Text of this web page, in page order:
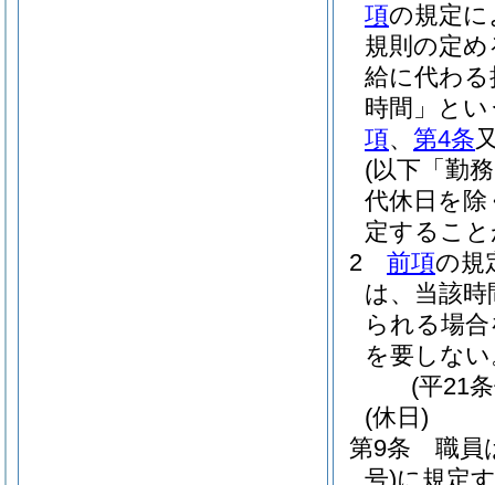
項の規定に
規則の定
給に代わ
時間」とい
項、 第4条
(以下「勤
代休日を除
定するこ
2
前項の規
は、当該
られる場
を要しな
(平21
(休日)
第9条
職員
号)に規定